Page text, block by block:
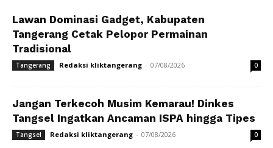
Lawan Dominasi Gadget, Kabupaten
Tangerang Cetak Pelopor Permainan
Tradisional
Tangerang Redaksi kliktangerang - 07/08/2026 0
Jangan Terkecoh Musim Kemarau! Dinkes
Tangsel Ingatkan Ancaman ISPA hingga Tipes
Tangsel Redaksi kliktangerang - 07/08/2026 0